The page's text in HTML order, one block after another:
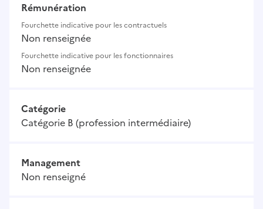
Rémunération
Fourchette indicative pour les contractuels
Non renseignée
Fourchette indicative pour les fonctionnaires
Non renseignée
Catégorie
Catégorie B (profession intermédiaire)
Management
Non renseigné